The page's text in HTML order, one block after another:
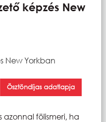
képzés New
New Yorkban
Ösztöndíjas adatlapja
azonnal fölismeri, ha